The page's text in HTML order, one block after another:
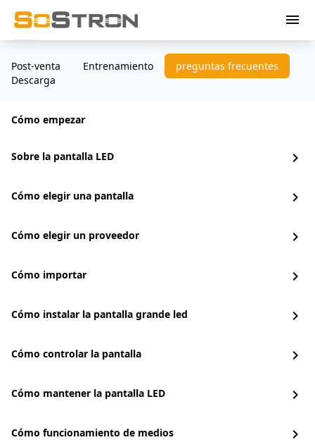
menu
Post-venta Entrenamiento
preguntas frecuentes
Descarga
Cómo empezar
Sobre la pantalla LED chevron_right
Cómo elegir una pantalla chevron_right
Cómo elegir un proveedor chevron_right
Cómo importar chevron_right
Cómo instalar la pantalla grande led chevron_right
Cómo controlar la pantalla chevron_right
Cómo mantener la pantalla LED chevron_right
Cómo funcionamiento de medios chevron_right